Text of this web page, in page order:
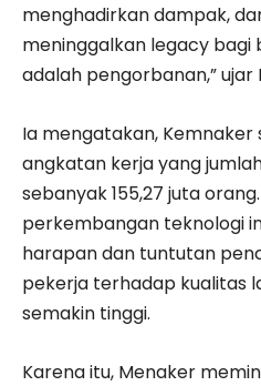
menghadirkan dampak,
meninggalkan legacy bagi
adalah pengorbanan,” ujar
Ia mengatakan, Kemnaker
angkatan kerja yang
sebanyak 155,27 juta
perkembangan teknologi
harapan dan tuntutan
pekerja terhadap kualitas
semakin tinggi.
Karena itu, Menaker